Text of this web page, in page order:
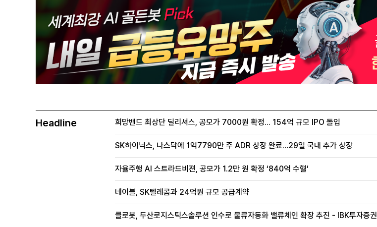
Headline 희망밴드 최상단 딜리셔스, 공모가 7000원 확정... 154억 규모 IPO 돌입
SK하이닉스, 나스닥에 1억7790만 주 ADR 상장 완료…29일 국내 추가 상장
자율주행 AI 스트라드비젼, 공모가 1.2만 원 확정 ‘840억 수혈’
네이블, SK텔레콤과 24억원 규모 공급계약
클로봇, 두산로지스틱스솔루션 인수로 물류자동화 밸류체인 확장 추진 - IBK투자증권